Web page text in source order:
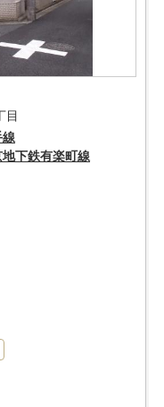
目
線
地下鉄有楽町線